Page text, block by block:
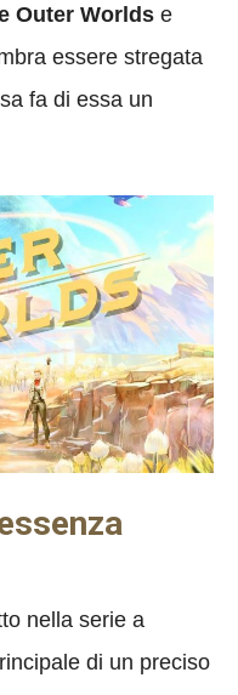
Outer Worlds e
essere stregata
fa di essa un
nella serie a
di un preciso